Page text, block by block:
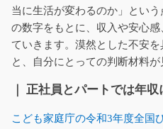
当に生活が変わるのか」とい
の数字をもとに、収入や安心
ていきます。漠然とした不安
と、自分にとっての判断材料が
｜ 正社員とパートでは年
こども家庭庁の令和3年度全国